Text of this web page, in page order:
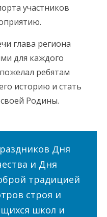
участников
глава региона
для каждого
ребятам
историю и стать
Родины.
Дня
и Дня
традицией
строя и
школ и